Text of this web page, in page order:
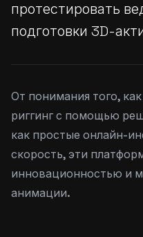
протестировать
подготовки 3D-
От понимания того,
риггинг с помощью
как простые онлайн-
скорость, эти
инновационностью и
анимации.